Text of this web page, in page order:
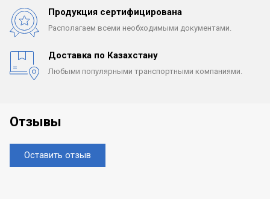
Продукция сертифицирована
Располагаем всеми необходимыми документами.
Доставка по Казахстану
Любыми популярными транспортными компаниями.
Отзывы
Оставить отзыв